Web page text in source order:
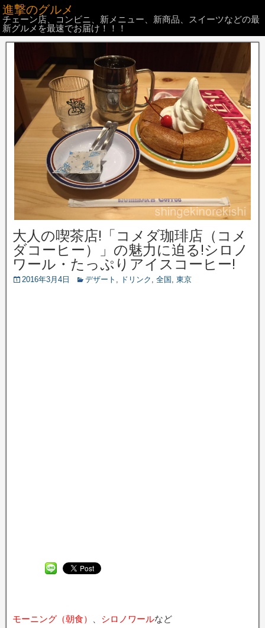
進撃のグルメ
チェーン店、コンビニ、新メニュー、新商品、スイーツなどの最
新グルメを最速でお届け！！！
大人の喫茶店!「コメダ珈琲店（コメ
ダコーヒー）」の魅力に迫る!シロノ
ワール・たっぷりアイスコーヒー!
2016年3月4日 デザート , ドリンク , 全国 , 東京
モーニング（朝食） シロノワールなど